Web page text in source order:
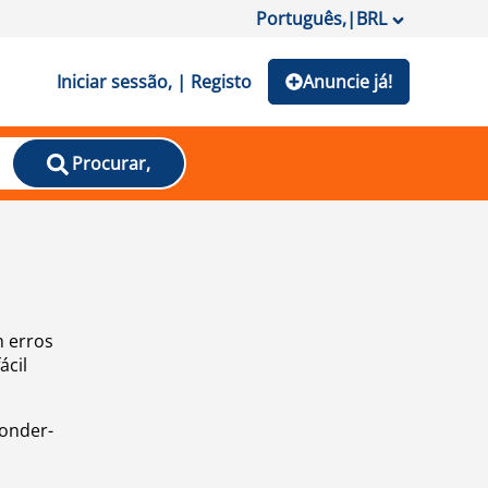
Português,|BRL
Iniciar sessão, | Registo Anuncie já!
Procurar,
erros